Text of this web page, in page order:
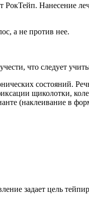
Нанесение
а не против нее.
что следует
состояний.
щиколотки,
(наклеивание в
задает цель